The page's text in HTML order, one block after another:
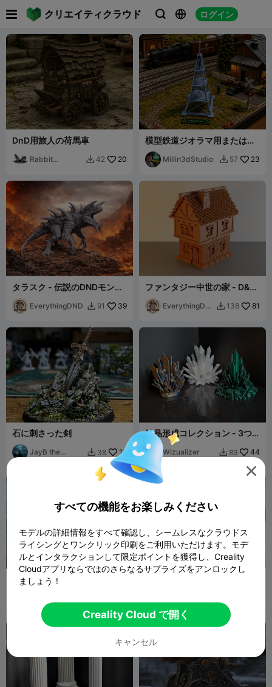
クリエイティクラウド   ログイン
 
DnD用旅人の荷馬車
Rabbit
 42 20
模型鉄道ジオラマ用またはテ
ーブルトップウォーゲーム用
ラジオ塔Millin3dStudio  57 23
タラスク - 伝説のDNDモンス
ター
EverythingDND  91 39
ファンタジー中世の家 - D&D
テレイン
EverythingDN
 138 81
石に刺さった剣
JayB the
 38 19
結晶形成コレクション - 3つ
のユニークなスタイル
Wizualizer  89 44
RPG墓地の門テレイン

すべての機能をお楽しみください
モデルの詳細情報をすべて確認し、シームレスなクラウドス
ライシングとワンクリック印刷をご利用いただけます。モデ
ルとインタラクションして限定ポイントを獲得し、Creality
Cloudアプリならではのさらなるサプライズをアンロックし
ましょう！
Creality Cloud で開く
キャンセル